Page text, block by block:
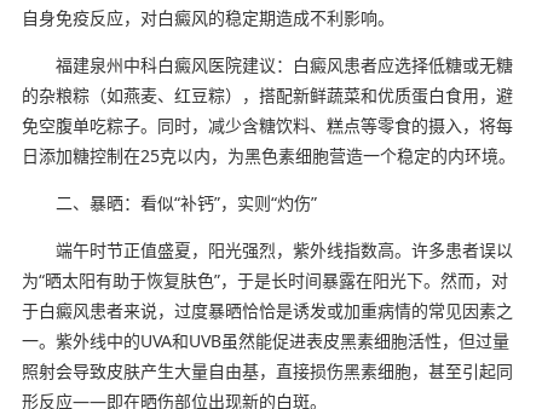
自身免疫反应，对白癜风的稳定期造成不利影响。
福建泉州中科白癜风医院建议：白癜风患者应选择低糖或无糖
的杂粮粽（如燕麦、红豆粽），搭配新鲜蔬菜和优质蛋白食用，避
免空腹单吃粽子。同时，减少含糖饮料、糕点等零食的摄入，将每
日添加糖控制在25克以内，为黑色素细胞营造一个稳定的内环境。
二、暴晒：看似“补钙”，实则“灼伤”
端午时节正值盛夏，阳光强烈，紫外线指数高。许多患者误以
为“晒太阳有助于恢复肤色”，于是长时间暴露在阳光下。然而，对
于白癜风患者来说，过度暴晒恰恰是诱发或加重病情的常见因素之
一。紫外线中的UVA和UVB虽然能促进表皮黑素细胞活性，但过量
照射会导致皮肤产生大量自由基，直接损伤黑素细胞，甚至引起同
形反应——即在晒伤部位出现新的白斑。